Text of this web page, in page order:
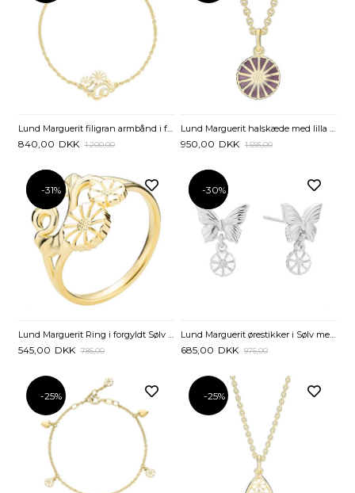
Lund Marguerit filigran armbånd i forgyldt Sølv - 17 til 19 cm
840,00 DKK 1.200,00
Lund Marguerit halskæde med lilla Marguerit 11 mm
950,00 DKK 1.595,00
-31%
-31%
Lund Marguerit Ring i forgyldt Sølv med filigran mønster
545,00 DKK 785,00
-30%
-30%
Lund Marguerit ørestikker i Sølv med Sommerfugle
685,00 DKK 975,00
-25% -25%